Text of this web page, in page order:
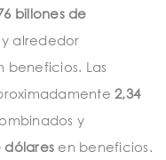
billones de
alrededor
beneficios. Las
2,34
y
dólares en beneficios.